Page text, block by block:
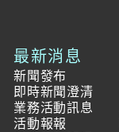
最新消息
新聞發布
即時新聞澄清
業務活動訊息
活動報報